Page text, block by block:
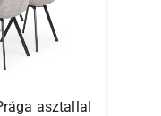
asztallal